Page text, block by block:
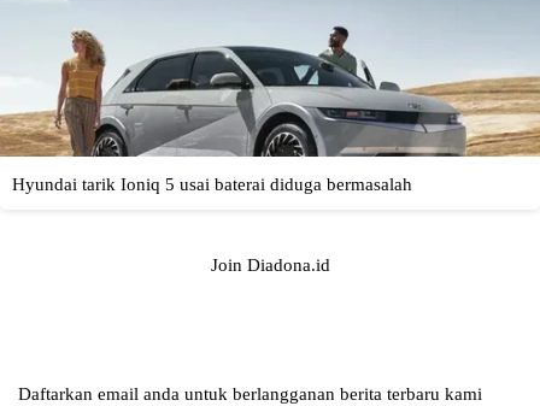
Join Diadona.id
Daftarkan email anda untuk berlangganan berita terbaru kami